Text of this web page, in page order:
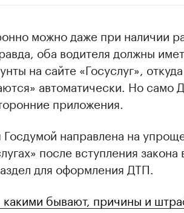
можно даже при наличии
оба водителя должны
на сайте «Госуслуг»,
автоматически. Но само
приложения.
направлена на
после вступления закона
для оформления ДТП.
бывают, причины и